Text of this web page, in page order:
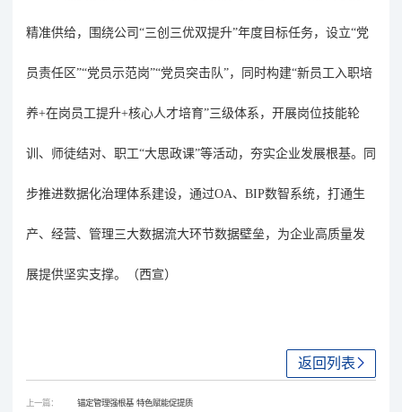
精准供给， 围绕公司 “三创三优双提升”年度目标任务，设立“党
员责任区”“党员示范岗”“党员突击队”，同时构建“新员工入职培
养+在岗员工提升+核心人才培育”三级体系，开展岗位技能轮
训、师徒结对、 职工“大思政课”等活动，夯实企业发展根基。同
步推进数据化治理体系建设，通过OA、 BIP数智系统，打通生
产、经营、管理三大数据流大环节数据壁垒，为企业高质量发
展提供坚实支撑。（西宣）
返回列表
上一篇： 锚定管理强根基 特色赋能促提质